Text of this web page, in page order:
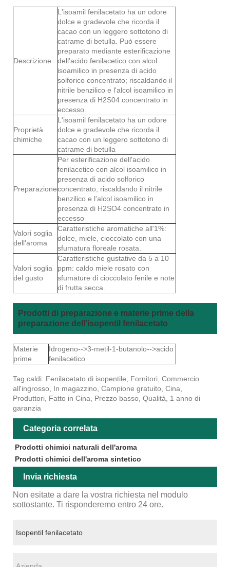
Descrizione
L'isoamil fenilacetato ha un odore
dolce e gradevole che ricorda il
cacao con un leggero sottotono di
catrame di betulla. Può essere
preparato mediante esterificazione
dell'acido fenilacetico con alcol
isoamilico in presenza di acido
solforico concentrato; riscaldando il
nitrile benzilico e l'alcol isoamilico in
presenza di H2S04 concentrato in
eccesso.
Proprietà
chimiche
L'isoamil fenilacetato ha un odore
dolce e gradevole che ricorda il
cacao con un leggero sottotono di
catrame di betulla
Preparazione
Per esterificazione dell'acido
fenilacetico con alcol isoamilico in
presenza di acido solforico
concentrato; riscaldando il nitrile
benzilico e l'alcol isoamilico in
presenza di H2SO4 concentrato in
eccesso
Valori soglia
dell'aroma
Caratteristiche aromatiche all'1%:
dolce, miele, cioccolato con una
sfumatura floreale rosata.
Valori soglia
del gusto
Caratteristiche gustative da 5 a 10
ppm: caldo miele rosato con
sfumature di cioccolato fenile e note
di frutta secca.
Prodotti di preparazione e materie prime della
preparazione dell'isopentil fenilacetato
Materie
prime
Idrogeno-->3-metil-1-butanolo-->acido
fenilacetico
Tag caldi: Fenilacetato di isopentile, Fornitori, Commercio
all'ingrosso, In magazzino, Campione gratuito, Cina,
Produttori, Fatto in Cina, Prezzo basso, Qualità, 1 anno di
garanzia
Categoria correlata
Prodotti chimici naturali dell'aroma
Prodotti chimici dell'aroma sintetico
Invia richiesta
Non esitate a dare la vostra richiesta nel modulo
sottostante. Ti risponderemo entro 24 ore.